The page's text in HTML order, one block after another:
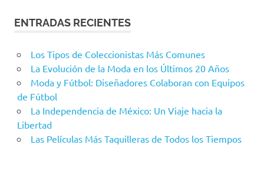
ENTRADAS RECIENTES
Los Tipos de Coleccionistas Más Comunes
La Evolución de la Moda en los Últimos 20 Años
Moda y Fútbol: Diseñadores Colaboran con Equipos
de Fútbol
La Independencia de México: Un Viaje hacia la
Libertad
Las Películas Más Taquilleras de Todos los Tiempos